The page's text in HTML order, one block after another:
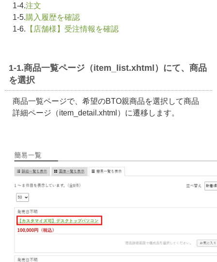
1-4.注文
1-5.購入履歴を確認
1-6. 【店舗様】受注情報を確認
1-1.商品一覧ページ（item_list.xhtml）にて、商品
を選択
商品一覧ページで、希望のBTO親商品を選択して商品
詳細ページ（item_detail.xhtml）に遷移します。